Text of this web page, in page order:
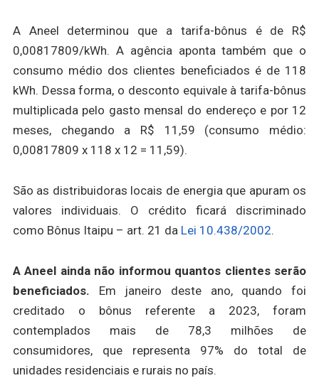
A Aneel determinou que a tarifa-bônus é de R$
0,00817809/kWh. A agência aponta também que o
consumo médio dos clientes beneficiados é de 118
kWh. Dessa forma, o desconto equivale à tarifa-bônus
multiplicada pelo gasto mensal do endereço e por 12
meses, chegando a R$ 11,59 (consumo médio:
0,00817809 x 118 x 12 = 11,59).
São as distribuidoras locais de energia que apuram os
valores individuais. O crédito ficará discriminado
como Bônus Itaipu – art. 21 da Lei 10.438/2002.
A Aneel ainda não informou quantos clientes serão
beneficiados. Em janeiro deste ano, quando foi
creditado o bônus referente a 2023, foram
contemplados mais de 78,3 milhões de
consumidores, que representa 97% do total de
unidades residenciais e rurais no país.